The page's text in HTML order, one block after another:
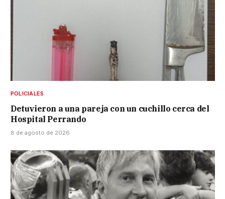
POLICIALES
Detuvieron a una pareja con un cuchillo cerca del
Hospital Perrando
8 de agosto de 2026